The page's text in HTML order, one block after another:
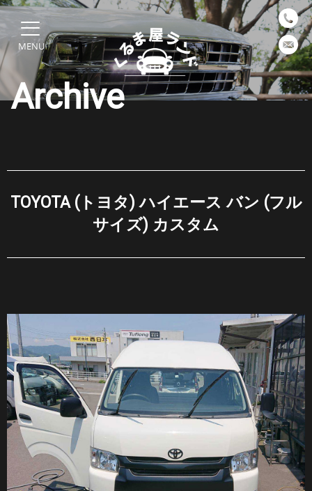
MENU
Archive
TOYOTA (トヨタ) ハイエース バン (フル
サイズ) カスタム